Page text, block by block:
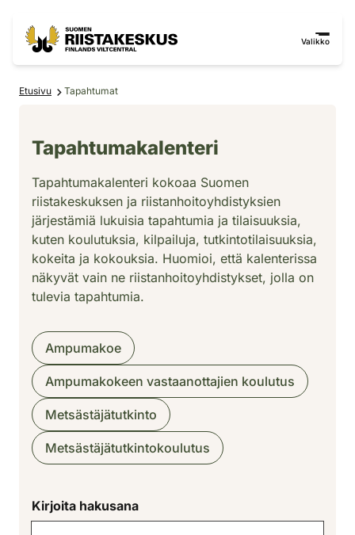
Valikko
Etusivu Tapahtumat
Tapahtumakalenteri
Tapahtumakalenteri kokoaa Suomen
riistakeskuksen ja riistanhoitoyhdistyksien
järjestämiä lukuisia tapahtumia ja tilaisuuksia,
kuten koulutuksia, kilpailuja, tutkintotilaisuuksia,
kokeita ja kokouksia. Huomioi, että kalenterissa
näkyvät vain ne riistanhoitoyhdistykset, jolla on
tulevia tapahtumia.
Pikasuodattimet: tapahtumatyypit
Ampumakoe
Ampumakokeen vastaanottajien koulutus
Metsästäjätutkinto
Metsästäjätutkintokoulutus
Kirjoita hakusana